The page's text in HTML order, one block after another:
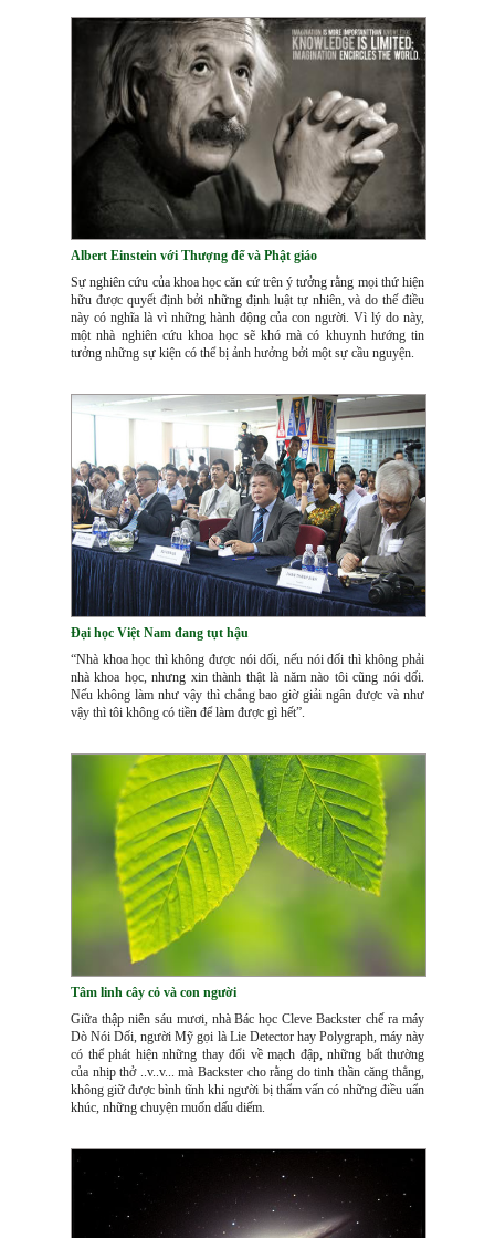
Albert Einstein với Thượng đế và Phật giáo
Sự nghiên cứu của khoa học căn cứ trên ý tưởng rằng mọi thứ hiện
hữu được quyết định bởi những định luật tự nhiên, và do thế điều
này có nghĩa là vì những hành động của con người. Vì lý do này,
một nhà nghiên cứu khoa học sẽ khó mà có khuynh hướng tin
tưởng những sự kiện có thể bị ảnh hưởng bởi một sự cầu nguyện.
Đại học Việt Nam đang tụt hậu
“Nhà khoa học thì không được nói dối, nếu nói dối thì không phải
nhà khoa học, nhưng xin thành thật là năm nào tôi cũng nói dối.
Nếu không làm như vậy thì chẳng bao giờ giải ngân được và như
vậy thì tôi không có tiền để làm được gì hết”.
Tâm linh cây cỏ và con người
Giữa thập niên sáu mươi, nhà Bác học Cleve Backster chế ra máy
Dò Nói Dối, người Mỹ gọi là Lie Detector hay Polygraph, máy này
có thể phát hiện những thay đổi về mạch đập, những bất thường
của nhịp thở ..v..v... mà Backster cho rằng do tinh thần căng thẳng,
không giữ được bình tĩnh khi người bị thẩm vấn có những điều uẩn
khúc, những chuyện muốn dấu diếm.